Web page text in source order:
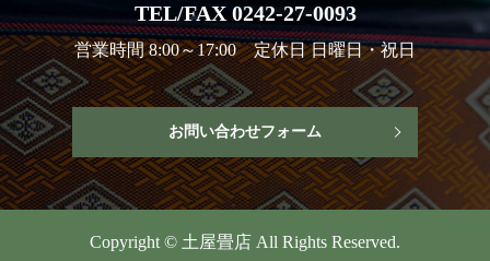
TEL/FAX 0242-27-0093
営業時間 8:00～17:00 定休日 日曜日・祝日
お問い合わせフォーム
Copyright © 土屋畳店 All Rights Reserved.